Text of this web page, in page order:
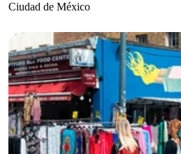
Ciudad de México